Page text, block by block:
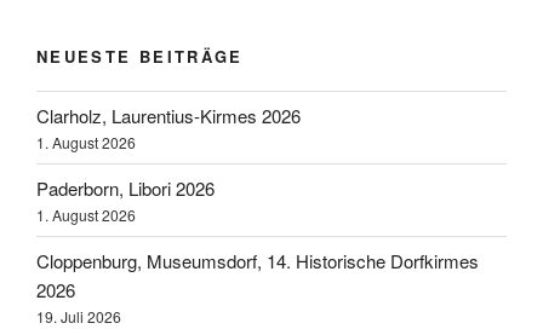
NEUESTE BEITRÄGE
Clarholz, Laurentius-Kirmes 2026
1. August 2026
Paderborn, Libori 2026
1. August 2026
Cloppenburg, Museumsdorf, 14. Historische Dorfkirmes
2026
19. Juli 2026